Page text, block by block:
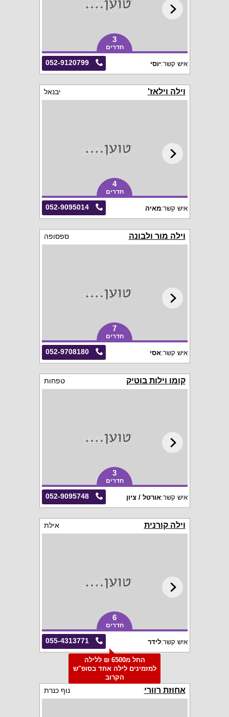
3
חדרים
052-9120799 איש קשר:יוסי
וילה וילאז' יבנאל
4
חדרים
052-9095014 איש קשר:מאיה
וילה מור ולבונה ספסופה
7
חדרים
052-9708180 איש קשר:אסי
קומו וילות בוטיק טפחות
3
חדרים
052-9095748 איש קשר:אורטל / ציון
וילה קורנית אילת
6
חדרים
055-4313771 איש קשר:לידר
החל מ6500 ₪ ללילה
למזמינים לילה אחד בסופ"ש
הקרוב
אחוזת רוורי נוף כנרת